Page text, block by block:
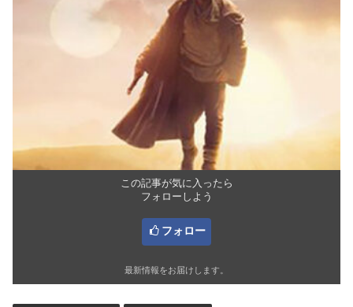
この記事が気に入ったら
フォローしよう
フォロー
最新情報をお届けします。